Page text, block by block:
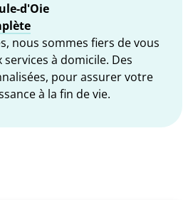
d'Oie
nous sommes fiers de vous
à domicile. Des
pour assurer votre
à la fin de vie.